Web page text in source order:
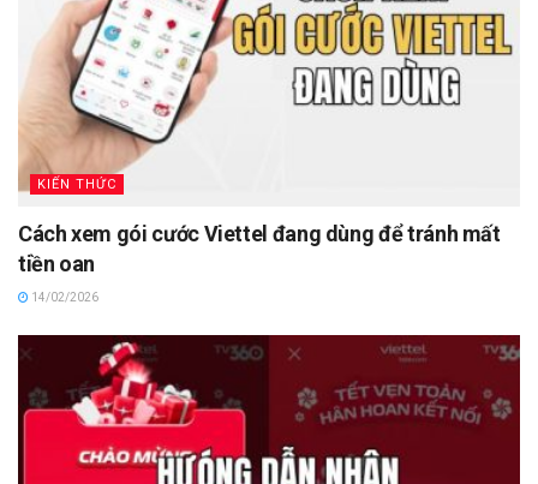
KIẾN THỨC
Cách xem gói cước Viettel đang dùng để tránh mất
tiền oan
14/02/2026